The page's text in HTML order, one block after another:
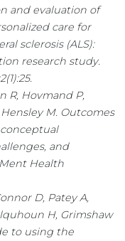
and evaluation of
care for
sclerosis (ALS):
research study.
R, Hovmand P,
M. Outcomes
and
Health
D, Patey A,
H, Grimshaw
to using the